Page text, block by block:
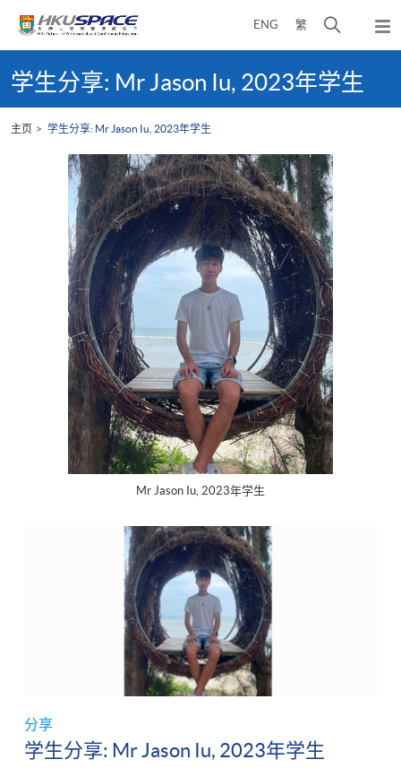
ENG 繁
开
搜
寻
弹
出
单
content
start学生分享: Mr Jason Iu, 2023年学生
主页 学生分享: Mr Jason Iu, 2023年学生
分享
学生分享: Mr Jason Iu, 2023年学生
Mr Jason Iu, 2023年学生